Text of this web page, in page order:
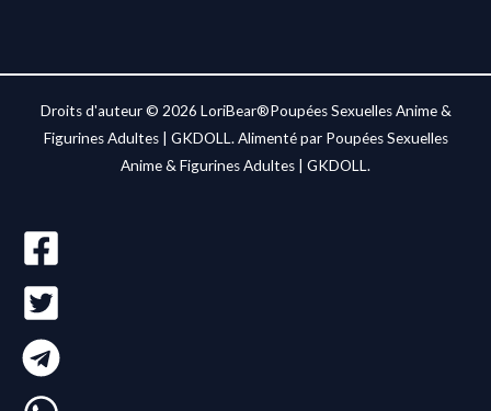
Droits d'auteur © 2026 LoriBear®Poupées Sexuelles Anime &
Figurines Adultes | GKDOLL. Alimenté par Poupées Sexuelles
Anime & Figurines Adultes | GKDOLL.